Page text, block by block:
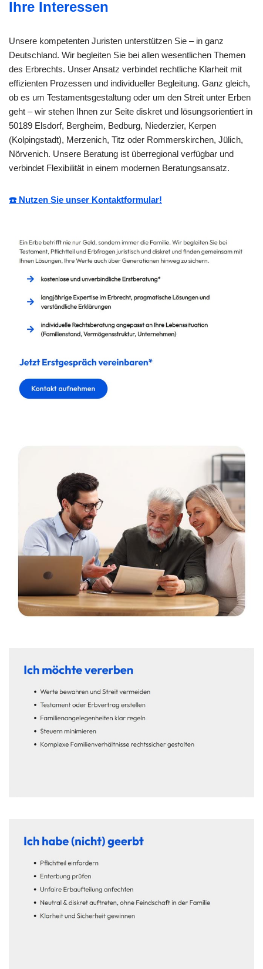
Ihre Interessen
Unsere kompetenten Juristen unterstützen Sie – in ganz
Deutschland. Wir begleiten Sie bei allen wesentlichen Themen
des Erbrechts. Unser Ansatz verbindet rechtliche Klarheit mit
effizienten Prozessen und individueller Begleitung. Ganz gleich,
ob es um Testamentsgestaltung oder um den Streit unter Erben
geht – wir stehen Ihnen zur Seite diskret und lösungsorientiert in
50189 Elsdorf, Bergheim, Bedburg, Niederzier, Kerpen
(Kolpingstadt), Merzenich, Titz oder Rommerskirchen, Jülich,
Nörvenich. Unsere Beratung ist überregional verfügbar und
verbindet Flexibilität in einem modernen Beratungsansatz.
☎️ Nutzen Sie unser Kontaktformular!